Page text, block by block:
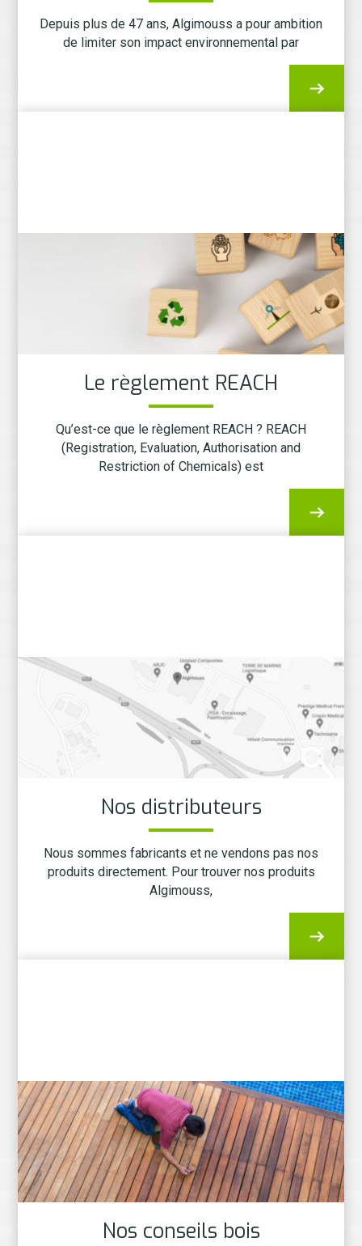
Depuis plus de 47 ans, Algimouss a pour ambition
de limiter son impact environnemental par
Le règlement REACH
Qu’est-ce que le règlement REACH ? REACH
(Registration, Evaluation, Authorisation and
Restriction of Chemicals) est
Nos distributeurs
Nous sommes fabricants et ne vendons pas nos
produits directement. Pour trouver nos produits
Algimouss,
Nos conseils bois